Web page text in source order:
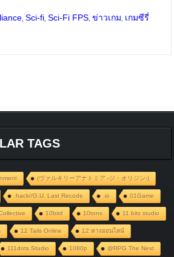
, Sci-fi, Sci-Fi FPS, ข่าวเกม, เกมซีรี่
TAGS
(ヴァルキリーアナトミア ‐ジ・オリジン‐)
.hack//G.U. Last Recode .io 01Game
10bird 10tons 11 bits studio
12 Tails Online 12 หางออนไลน์
111dots Studio 1080p @RPG The Next